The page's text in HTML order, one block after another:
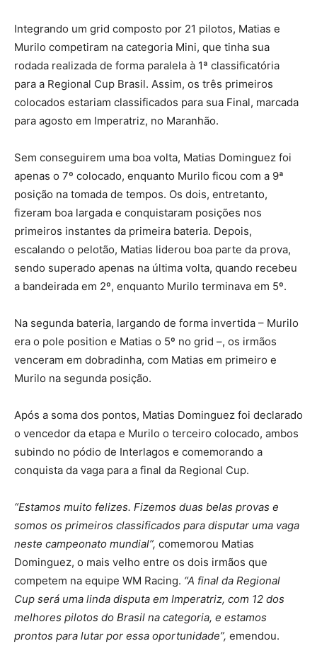
Integrando um grid composto por 21 pilotos, Matias e
Murilo competiram na categoria Mini, que tinha sua
rodada realizada de forma paralela à 1ª classificatória
para a Regional Cup Brasil. Assim, os três primeiros
colocados estariam classificados para sua Final, marcada
para agosto em Imperatriz, no Maranhão.
Sem conseguirem uma boa volta, Matias Dominguez foi
apenas o 7º colocado, enquanto Murilo ficou com a 9ª
posição na tomada de tempos. Os dois, entretanto,
fizeram boa largada e conquistaram posições nos
primeiros instantes da primeira bateria. Depois,
escalando o pelotão, Matias liderou boa parte da prova,
sendo superado apenas na última volta, quando recebeu
a bandeirada em 2º, enquanto Murilo terminava em 5º.
Na segunda bateria, largando de forma invertida – Murilo
era o pole position e Matias o 5º no grid –, os irmãos
venceram em dobradinha, com Matias em primeiro e
Murilo na segunda posição.
Após a soma dos pontos, Matias Dominguez foi declarado
o vencedor da etapa e Murilo o terceiro colocado, ambos
subindo no pódio de Interlagos e comemorando a
conquista da vaga para a final da Regional Cup.
“Estamos muito felizes. Fizemos duas belas provas e
somos os primeiros classificados para disputar uma vaga
neste campeonato mundial”, comemorou Matias
Dominguez, o mais velho entre os dois irmãos que
competem na equipe WM Racing. “A final da Regional
Cup será uma linda disputa em Imperatriz, com 12 dos
melhores pilotos do Brasil na categoria, e estamos
prontos para lutar por essa oportunidade”, emendou.